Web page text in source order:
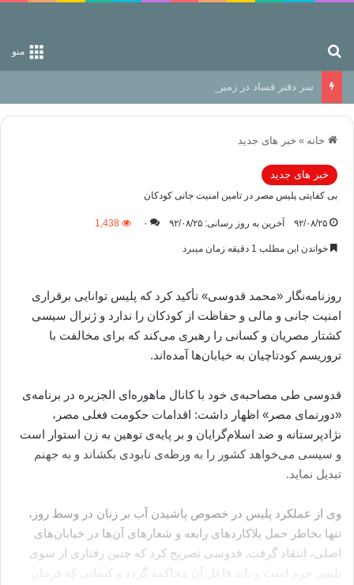
منو
سر دفتر فساد در زمین‌، دوری وکناره‌گیری از راه خداست‌!
خانه » خبر های جدید
خبر های جدید
بی کفایتی پلیس مصر در تامین امنیت جانی کودکان
۹۲/۰۸/۲۵ آخرین به روز رسانی: ۹۲/۰۸/۲۵ ۰ 1,438
خواندن این مطلب 1 دقیقه زمان میبرد
روزنامه‌نگار «محمد قدوسی» تأکید کرد که پلیس توانایی برقراری
امنیت جانی و مالی و حفاظت از کودکان را ندارد و ژنرال سیسی
کشتار مصریان و کسانی را رهبری می‌کند که برای مخالفت با
تروریسم کودتاچیان به خیابان‌ها آمده‌اند.
قدوسی طی مصاحبه‌ی خود با کانال ماهوره‌ای الجزیره در برنامه‌ی
«دورنمای مصر» اظهار داشت: اقدامات حکومت فعلی مصر،
نژادپرستانه و ضد اسلام‌گرایان و بر پایه‌ی توهین به زن استوار است
و سیسی می‌خواهد کشور را به ورطه‌ی نابودی بکشاند و به جهنم
تبدیل نماید.
وی از عملکرد پلیس در خصوص پاشیدن آب بر زنان در وسط روز،
تنها بخاطر حمل پلاکاردهای رابعه و شعارهای آن‌ها در خیابان‌های
اصلی، انتقاد گرفت. قدوسی تصریح کرد که چنین رفتاری از سوی
پلیس جرم است و باید فاعل آن محاکمه گردد و کسانی که فرمان